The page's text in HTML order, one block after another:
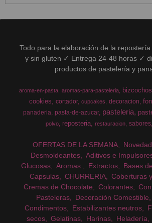
Todo para la elaboración de la
y sin gluten ✓ Entrega 24-48 horas ✓
productos de pastelería y
aroma-en-pasta aromas-para-pasteleria bizcochos
cookies cortador cupcakes decoracion
panaderia pasta-de-azucar pasteleria
polvo
reposteria restauracion sabores
OFERTAS DE LA SEMANA
Desmoldeantes
Aditivos e
Glucosas
Aromas Extractos Bases
Capsulas
CHURRERIA
Coberturas
Cremas de Chocolate
Colorantes
Pasteleras
Decoración Comestible
Condimentos
Estabilizantes neutros
secos
Gelatinas Harinas Heladería